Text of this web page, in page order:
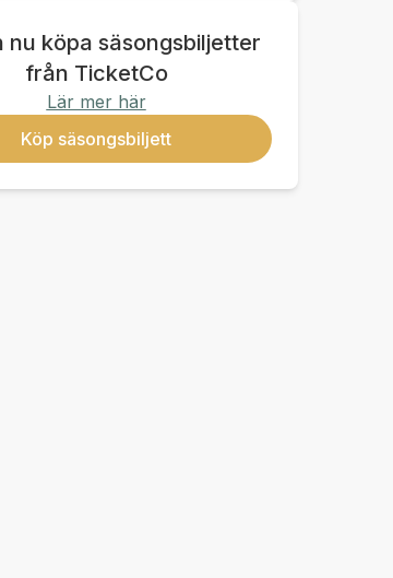
nu köpa säsongsbiljetter
från TicketCo
Lär mer här
Köp säsongsbiljett